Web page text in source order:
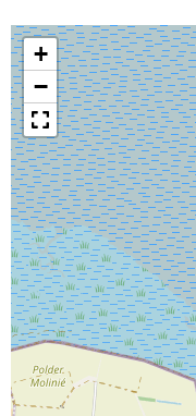
Trier par
Horodatage
+
−